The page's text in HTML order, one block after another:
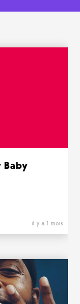
?
Baby
il y a 1 mois